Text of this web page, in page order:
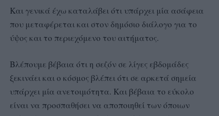
Και γενικά έχω καταλάβει ότι υπάρχει μία ασάφεια
που μεταφέρεται και στον δημόσιο διάλογο για το
ύψος και το περιεχόμενο του αιτήματος.
Βλέπουμε βέβαια ότι η σεζόν σε λίγες εβδομάδες
ξεκινάει και ο κόσμος βλέπει ότι σε αρκετά σημεία
υπάρχει μία ανετοιμότητα. Και βέβαια το εύκολο
είναι να προσπαθήσει να αποποιηθεί των όποιων